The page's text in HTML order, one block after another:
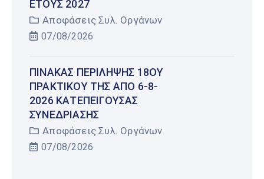
ΤΟΥΣ 2027
Αποφάσεις Συλ. Οργάνων
07/08/2026
ΠΊΝΑΚΑΣ ΠΕΡΊΛΗΨΗΣ 18ΟΥ
ΠΡΑΚΤΙΚΟΎ ΤΗΣ ΑΠΌ 6-8-
2026 ΚΑΤΕΠΕΊΓΟΥΣΑΣ
ΣΥΝΕΔΡΊΑΣΗΣ
Αποφάσεις Συλ. Οργάνων
07/08/2026